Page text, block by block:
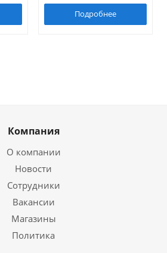
Подробнее
Компания
О компании
Новости
Сотрудники
Вакансии
Магазины
Политика